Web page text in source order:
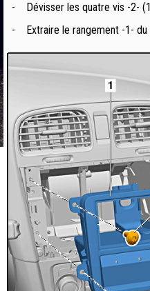
-
Dévisser les quatre vis -2-
-
Extraire le rangement -1-